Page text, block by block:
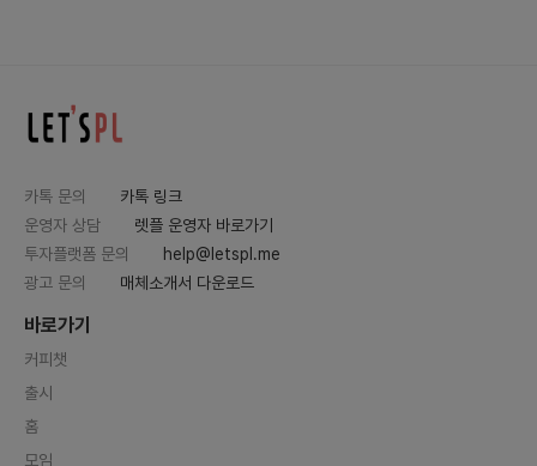
카톡 문의
카톡 링크
운영자 상담
렛플 운영자 바로가기
투자플랫폼 문의
help@letspl.me
광고 문의
매체소개서 다운로드
바로가기
커피챗
출시
홈
모임